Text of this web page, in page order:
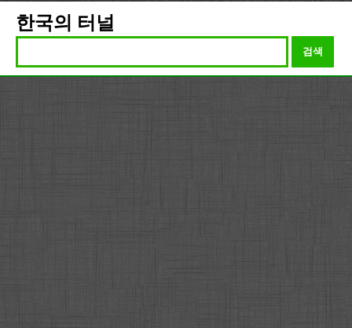
한국의 터널
검색